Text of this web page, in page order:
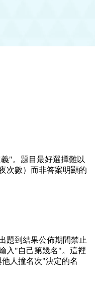
"。題目最好選擇難以
次數）而非答案明顯的
題到結果公佈期間禁止
入"自己第幾名"。這裡
人撞名次"決定的名